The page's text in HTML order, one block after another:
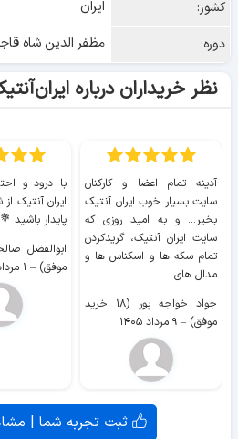
کشور:
ایران
دوره:
مظفر الدین شاه
نظر خریداران درباره
آدینه تمام اعضا و کارکنان
سایت بسیار خوب ايران آنتیک
بخیر... و به امید روزی که
سایت ايران آنتیک، گریدکردن
تمام سکه ها و اسکناس ها و
مدال های...
جواد خواجه پور (۱۸ خرید
موفق) – ۹ مرداد ۱۴۰۵
با درود و
ایران آنتیک
پایدار باشید 💐
موفق) – ۱ مرداد ۱۴۰۵
ثبت تجربه شما |